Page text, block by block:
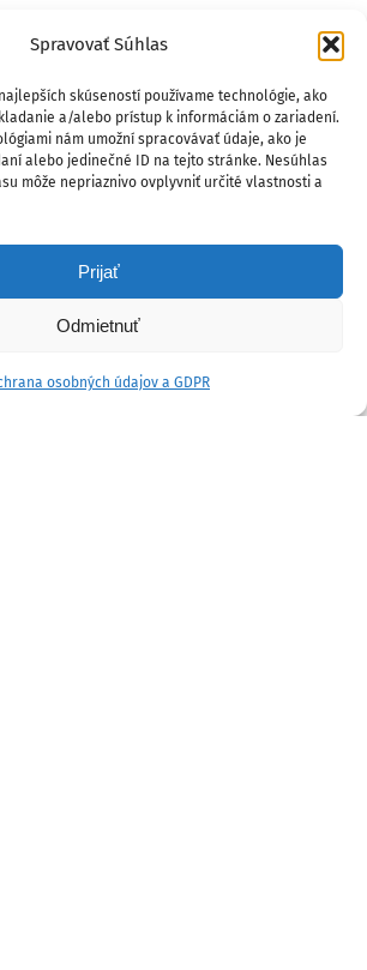
Spravovať Súhlas
skúseností používame technológie, ako
a/alebo prístup k informáciám o zariadení.
nám umožní spracovávať údaje, ako je
alebo jedinečné ID na tejto stránke. Nesúhlas
môže nepriaznivo ovplyvniť určité vlastnosti a
Prijať
Odmietnuť
osobných údajov a GDPR